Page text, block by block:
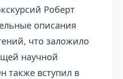
Роберт
описания
что заложило
научной
также вступил в